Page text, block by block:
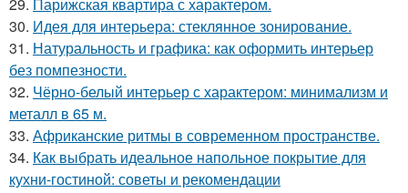
29. Парижская квартира с характером.
30. Идея для интерьера: стеклянное зонирование.
31. Натуральность и графика: как оформить интерьер
без помпезности.
32. Чёрно-белый интерьер с характером: минимализм и
металл в 65 м.
33. Африканские ритмы в современном пространстве.
34. Как выбрать идеальное напольное покрытие для
кухни-гостиной: советы и рекомендации